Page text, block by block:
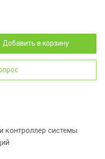
Добавить в корзину
контроллер системы